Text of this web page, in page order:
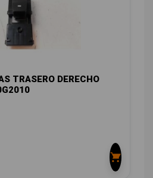
TRASERO DERECHO